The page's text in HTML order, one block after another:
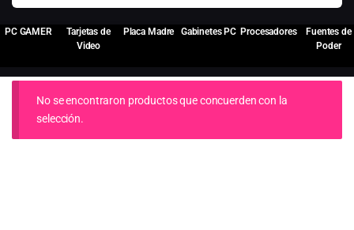
PC GAMER
Tarjetas de
Video
Placa Madre Gabinetes PC Procesadores
Fuentes de
Poder
No se encontraron productos que concuerden con la
selección.